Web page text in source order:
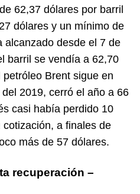
62,37 dólares por barril
dólares y un mínimo de
alcanzado desde el 7 de
barril se vendía a 62,70
Brent sigue en
2019, cerró el año a 66
casi había perdido 10
a finales de
más de 57 dólares.
recuperación –